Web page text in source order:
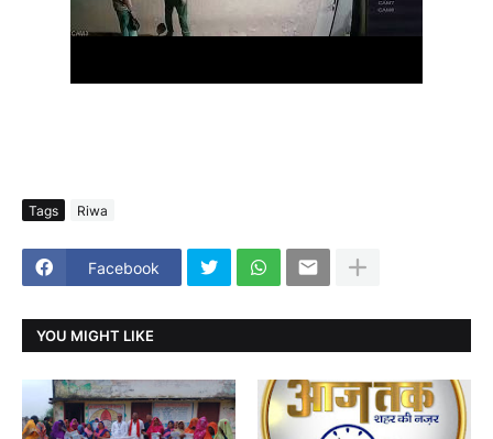
Tags Riwa
Facebook
YOU MIGHT LIKE